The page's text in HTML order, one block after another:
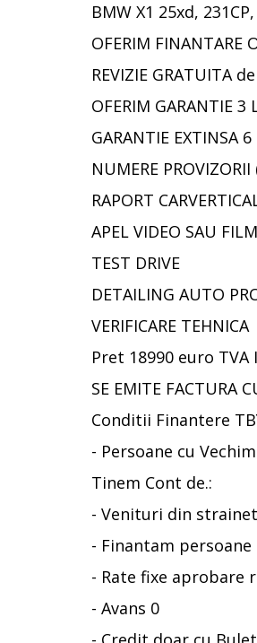
BMW X1 25xd,
OFERIM FINANTARE
REVIZIE GRATUITA
OFERIM GARANTIE 3
GARANTIE EXTINSA
NUMERE
RAPORT
APEL VIDEO SAU
TEST DRIVE
DETAILING AUTO
VERIFICARE TEHNICA
Pret 18990 euro
SE EMITE FACTURA
Conditii Finantere
- Persoane cu
Tinem Cont de.:
- Venituri din
- Finantam
- Rate fixe aprobare
- Avans 0